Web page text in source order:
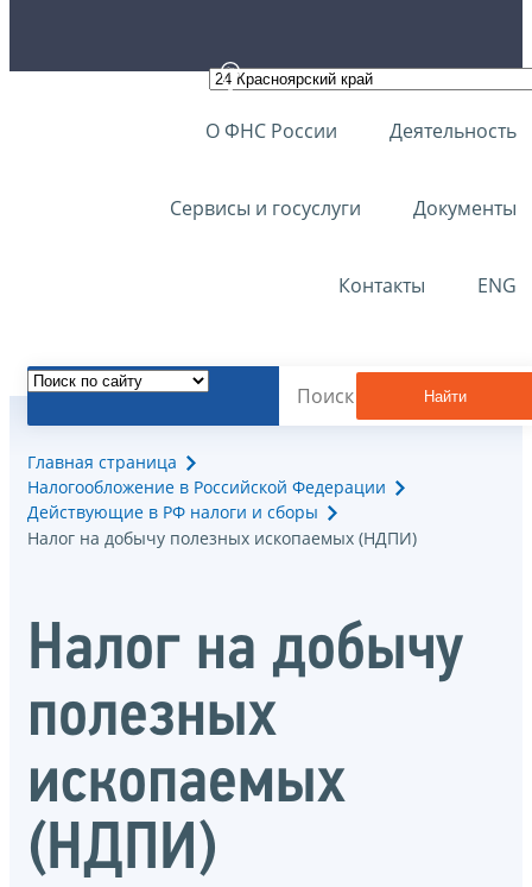
О ФНС России Деятельность
Сервисы и госуслуги Документы
Контакты ENG
Найти
Главная страница
Налогообложение в Российской Федерации
Действующие в РФ налоги и сборы
Налог на добычу полезных ископаемых (НДПИ)
Налог на добычу
полезных
ископаемых
(НДПИ)